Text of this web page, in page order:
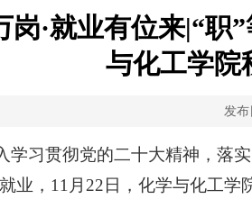
岗·就业有位来|​“
与化工学院
发
学习贯彻党的二十大精神，落
业，11月22日，化学与化工学